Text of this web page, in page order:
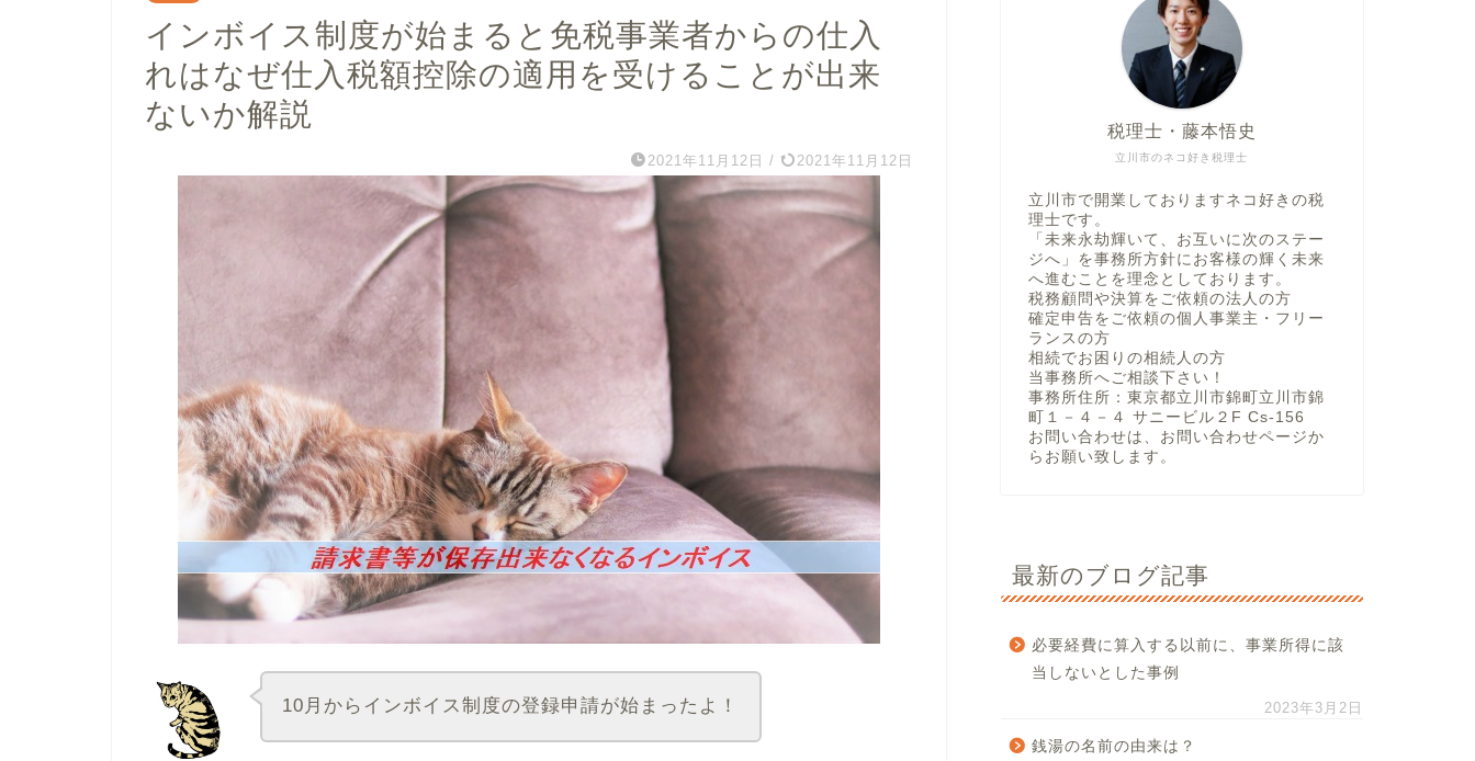
インボイス制度が始まると免税事業者からの仕入
れはなぜ仕入税額控除の適用を受けることが出来
ないか解説
2021年11月12日 / 2021年11月12日
10月からインボイス制度の登録申請が始まったよ！
立川市のネコ好き税理士
税理士・藤本悟史
立川市で開業しておりますネコ好きの税
理士です。
「未来永劫輝いて、お互いに次のステー
ジへ」を事務所方針にお客様の輝く未来
へ進むことを理念としております。
税務顧問や決算をご依頼の法人の方
確定申告をご依頼の個人事業主・フリー
ランスの方
相続でお困りの相続人の方
当事務所へご相談下さい！
事務所住所：東京都立川市錦町立川市錦
町１－４－４ サニービル２F Cs-156
お問い合わせは、お問い合わせページか
らお願い致します。
最新のブログ記事
必要経費に算入する以前に、事業所得に該
当しないとした事例
2023年3月2日
銭湯の名前の由来は？